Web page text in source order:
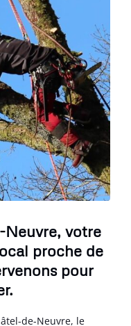
votre
proche de
pour
de-Neuvre, le